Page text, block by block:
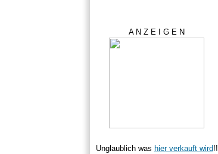
A N Z E I G E N
Unglaublich was hier verkauft wird!!